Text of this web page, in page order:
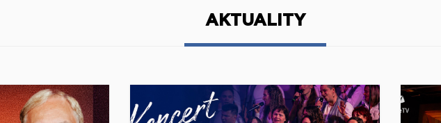
AKTUALITY